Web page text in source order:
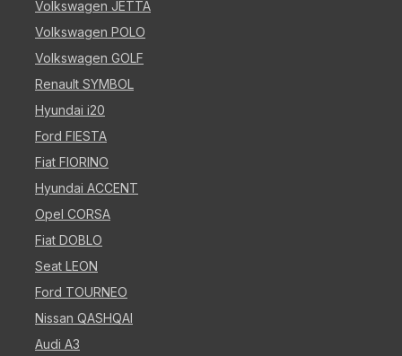
Volkswagen JETTA
Volkswagen POLO
Volkswagen GOLF
Renault SYMBOL
Hyundai i20
Ford FIESTA
Fiat FIORINO
Hyundai ACCENT
Opel CORSA
Fiat DOBLO
Seat LEON
Ford TOURNEO
Nissan QASHQAI
Audi A3